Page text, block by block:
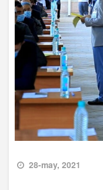
28-may, 2021